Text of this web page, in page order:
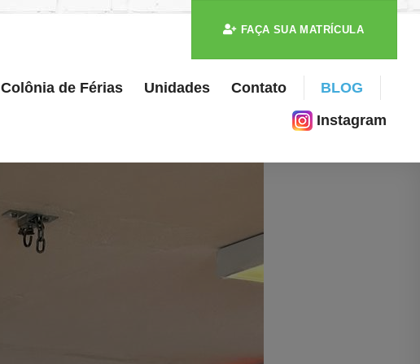
FAÇA SUA MATRÍCULA
Colônia de Férias Unidades Contato BLOG
Instagram